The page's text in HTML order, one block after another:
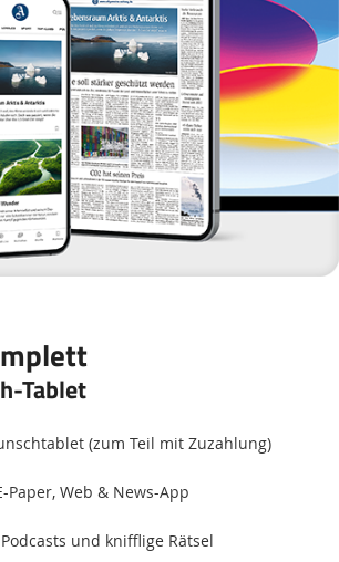
Tablet
(zum Teil mit Zuzahlung)
Paper, Web & News-App
und knifflige Rätsel